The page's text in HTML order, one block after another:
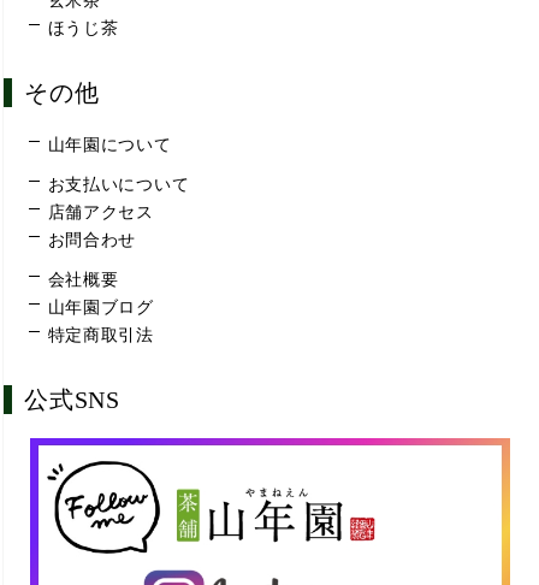
ほうじ茶
その他
山年園について
お支払いについて
店舗アクセス
お問合わせ
会社概要
山年園ブログ
特定商取引法
公式SNS